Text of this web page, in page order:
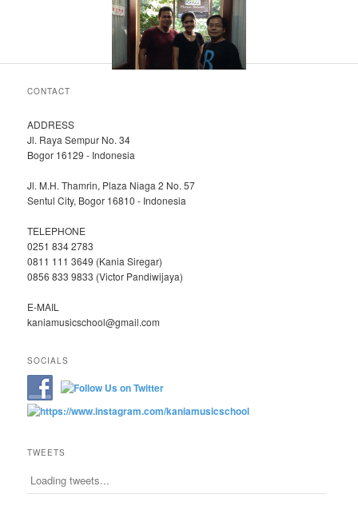
CONTACT
ADDRESS
Jl. Raya Sempur No. 34
Bogor 16129 - Indonesia
Jl. M.H. Thamrin, Plaza Niaga 2 No. 57
Sentul City, Bogor 16810 - Indonesia
TELEPHONE
0251 834 2783
0811 111 3649 (Kania Siregar)
0856 833 9833 (Victor Pandiwijaya)
E-MAIL
kaniamusicschool@gmail.com
SOCIALS
TWEETS
Loading tweets...